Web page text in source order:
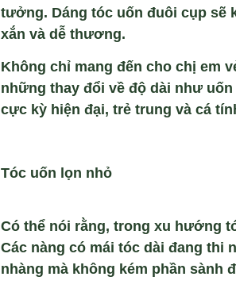
tưởng. Dáng tóc uốn đuôi cụp sẽ
xắn và dễ thương.
Không chỉ mang đến cho chị em
những thay đổi về độ dài như uốn
cực kỳ hiện đại, trẻ trung và cá
Tóc uốn ọn nhỏ
Có thể nói rằng, trong xu hướng t
Các nàng có mái tóc dài đang thi
nhàng mà không kém phần sành